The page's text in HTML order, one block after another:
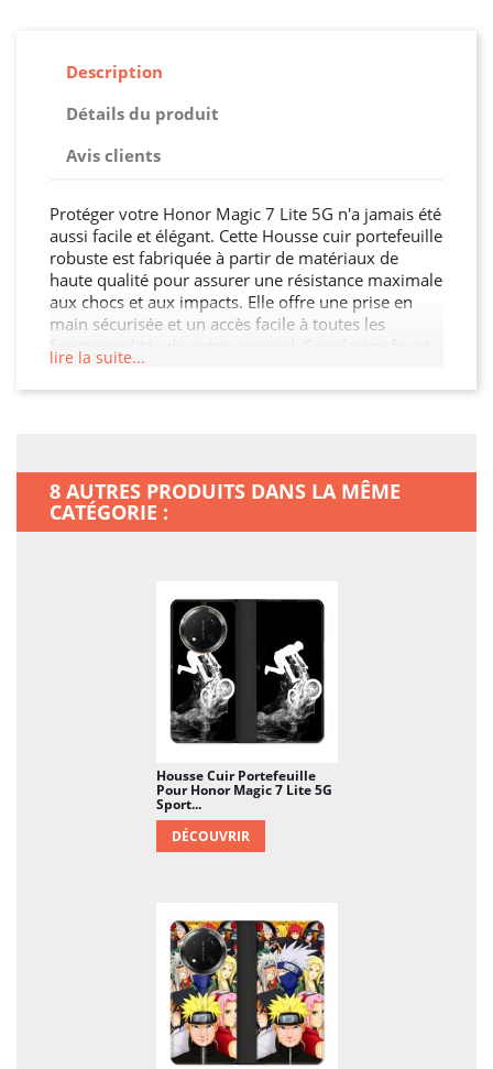
Description
Détails du produit
Avis clients
Protéger votre Honor Magic 7 Lite 5G n'a jamais été
aussi facile et élégant. Cette Housse cuir portefeuille
robuste est fabriquée à partir de matériaux de
haute qualité pour assurer une résistance maximale
aux chocs et aux impacts. Elle offre une prise en
main sécurisée et un accès facile à toutes les
fonctionnalités de votre appareil. Son design fin et
léger n'alourdit pas votre Honor Magic 7 Lite 5G,
tout en garantissant une protection optimale contre
lire la suite...
8 AUTRES PRODUITS DANS LA MÊME
CATÉGORIE :
Housse Cuir Portefeuille
Pour Honor Magic 7 Lite 5G
Sport...
DÉCOUVRIR